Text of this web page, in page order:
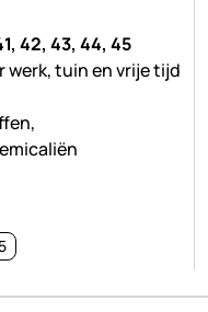
42, 43, 44, 45
werk, tuin en vrije tijd